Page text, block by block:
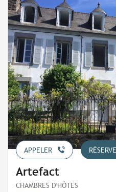
APPELER
Artefact
CHAMBRES D'HÔTES